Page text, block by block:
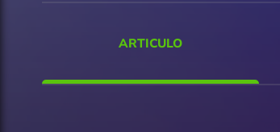
ARTICULO